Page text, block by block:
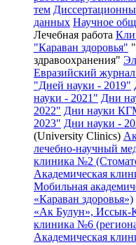
тем
данных Научное
Лечебная работа
"Караван здоровья"
здравоохранения"
Евразийский
"Дней науки - 2019"
науки - 2021" Дни
2022" Дни науки
2023" Дни науки -
(University Clinics)
лечебно-научный
клиника №2
Академическая
Мобильная
«Караван здоровья»)
«Ак Булун», Иссык-
клиника №6
Академическая